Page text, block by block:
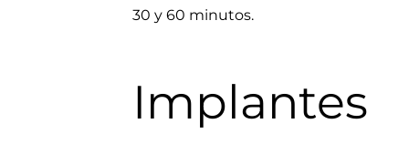
30 y 60 minutos.
Implantes